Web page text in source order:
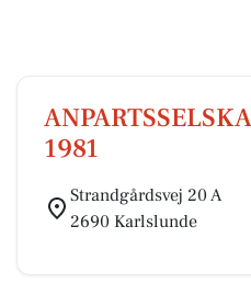
1981
Strandgårdsvej 20 A
2690 Karlslunde